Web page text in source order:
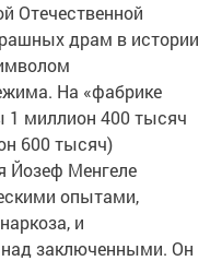
Отечественной
драм в истории
На «фабрике
1 миллион 400 тысяч
600 тысяч)
Йозеф Менгеле
опытами,
и
заключенными. Он